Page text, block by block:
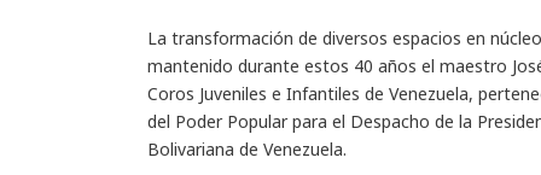
La transformación de diversos espacios en
mantenido durante estos 40 años el maestro
Coros Juveniles e Infantiles de Venezuela,
del Poder Popular para el Despacho de la
Bolivariana de Venezuela.